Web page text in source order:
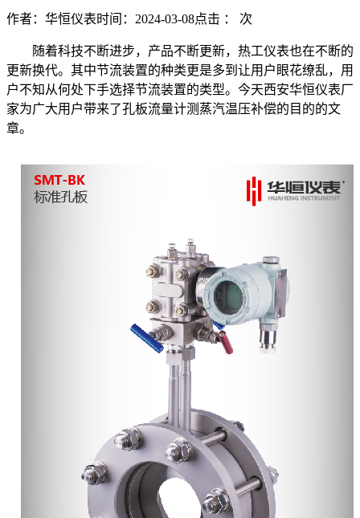
作者：华恒仪表时间：2024-03-08点击 ： 次
随着科技不断进步，产品不断更新，热工仪表也在不断的
更新换代。其中节流装置的种类更是多到让用户眼花缭乱，用
户不知从何处下手选择节流装置的类型。今天西安华恒仪表厂
家为广大用户带来了孔板流量计测蒸汽温压补偿的目的的文
章。